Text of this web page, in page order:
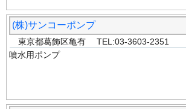
(株)サンコーポンプ
東京都葛飾区亀有 TEL:03-3603-2351
噴水用ポンプ